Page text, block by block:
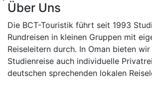
Über Uns
Die BCT-Touristik führt seit 1993
Rundreisen in kleinen Gruppen mit
Reiseleitern durch. In Oman bieten
Studienreise auch individuelle
deutschen sprechenden lokalen